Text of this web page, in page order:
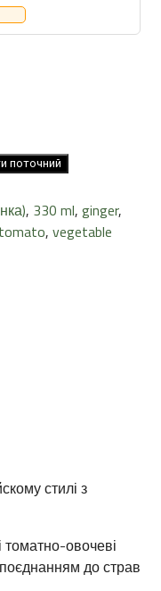
поточний
, 330 ml, ginger,
tomato, vegetable
стилі з
овочеві
до страв